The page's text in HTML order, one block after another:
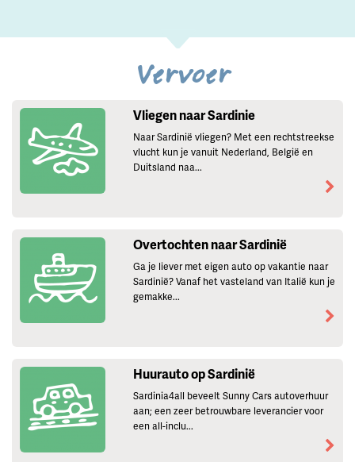
Vervoer
Vliegen naar Sardinie
Naar Sardinië vliegen? Met een rechtstreekse
vlucht kun je vanuit Nederland, België en
Duitsland naa...
Overtochten naar Sardinië
Ga je liever met eigen auto op vakantie naar
Sardinië? Vanaf het vasteland van Italië kun je
gemakke...
Huurauto op Sardinië
Sardinia4all beveelt Sunny Cars autoverhuur
aan; een zeer betrouwbare leverancier voor
een all-inclu...